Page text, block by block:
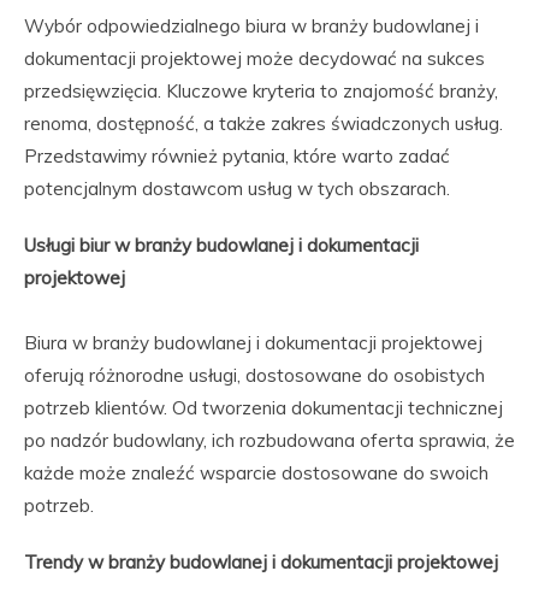
Wybór odpowiedzialnego biura w branży budowlanej i
dokumentacji projektowej może decydować na sukces
przedsięwzięcia. Kluczowe kryteria to znajomość branży,
renoma, dostępność, a także zakres świadczonych usług.
Przedstawimy również pytania, które warto zadać
potencjalnym dostawcom usług w tych obszarach.
Usługi biur w branży budowlanej i dokumentacji
projektowej
Biura w branży budowlanej i dokumentacji projektowej
oferują różnorodne usługi, dostosowane do osobistych
potrzeb klientów. Od tworzenia dokumentacji technicznej
po nadzór budowlany, ich rozbudowana oferta sprawia, że
każde może znaleźć wsparcie dostosowane do swoich
potrzeb.
Trendy w branży budowlanej i dokumentacji projektowej